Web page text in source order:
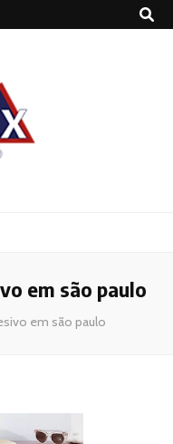
em são paulo
em são paulo